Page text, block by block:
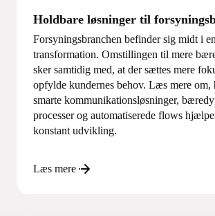
Holdbare løsninger til
Forsyningsbranchen befinder sig midt i en
transformation. Omstillingen til mere
sker samtidig med, at der sættes mere
opfylde kundernes behov. Læs mere om,
smarte kommunikationsløsninger,
processer og automatiserede flows
konstant udvikling.
Læs mere